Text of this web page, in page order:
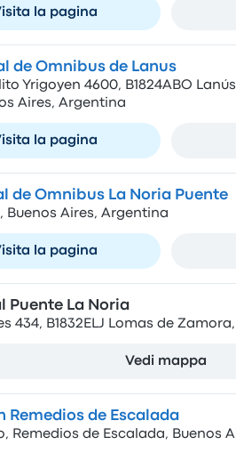
la pagina
de Omnibus de Lanus
Yrigoyen 4600, B1824ABO
Aires, Argentina
la pagina
de Omnibus La Noria Puente
Buenos Aires, Argentina
la pagina
Puente La Noria
434, B1832ELJ Lomas de
Vedi mappa
Remedios de Escalada
Remedios de Escalada, Buenos